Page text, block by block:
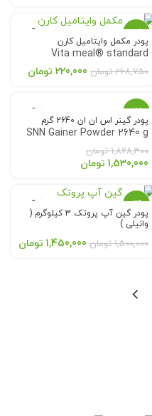
-18%
اتمام
موجودی
پودر مکمل وایتامیل کارن
Vita meal® standard
268,750 تومان 220,000 تومان
-16%
اتمام
موجودی
پودر گینر اس ان ان 2640 گرم
SNN Gainer Powder 2640 g
1,828,300 تومان
1,530,000 تومان
-3%
اتمام
موجودی
پودر گین آپ پروتک 3 کیلوگرم (
وانیلی )
1,500,000 تومان 1,450,000 تومان